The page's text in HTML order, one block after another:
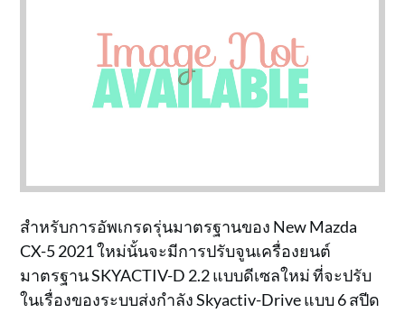
สำหรับการอัพเกรดรุ่นมาตรฐานของ New Mazda
CX-5 2021 ใหม่นั้นจะมีการปรับจูนเครื่องยนต์
มาตรฐาน SKYACTIV-D 2.2 แบบดีเซลใหม่ ที่จะปรับ
ในเรื่องของระบบส่งกำลัง Skyactiv-Drive แบบ 6 สปีด